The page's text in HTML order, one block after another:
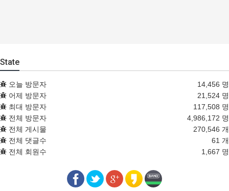
State
오늘 방문자
14,456 명
어제 방문자
21,524 명
최대 방문자
117,508 명
전체 방문자
4,986,172 명
전체 게시물
270,546 개
전체 댓글수
61 개
전체 회원수
1,667 명